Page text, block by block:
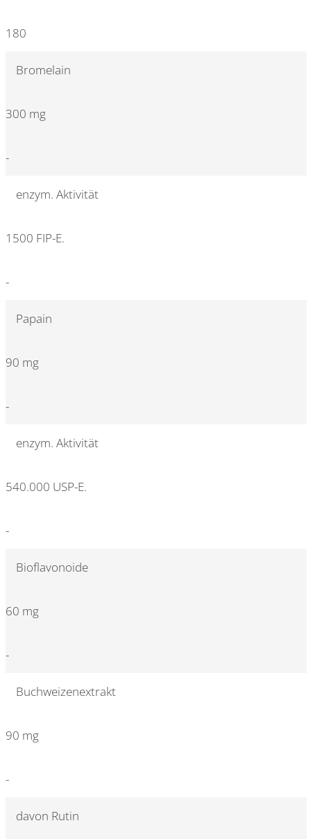
180
Bromelain
300 mg
-
enzym. Aktivität
1500 FIP-E.
-
Papain
90 mg
-
enzym. Aktivität
540.000 USP-E.
-
Bioflavonoide
60 mg
-
Buchweizenextrakt
90 mg
-
davon Rutin